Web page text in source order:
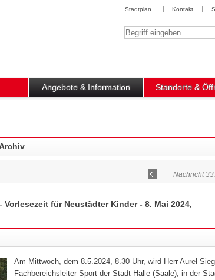
Stadtplan Kontakt
Suchbegriff
Angebote & Information Standorte &
Nachricht
Vorlesezeit für Neustädter Kinder - 8. Mai 2024,
Am Mittwoch, dem 8.5.2024, 8.30 Uhr, wird Herr Aurel
Fachbereichsleiter Sport der Stadt Halle (Saale), in der